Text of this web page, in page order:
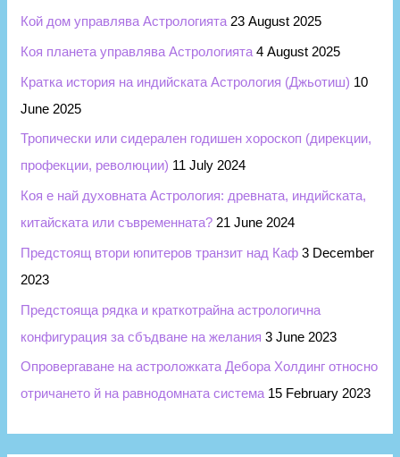
Кой дом управлява Астрологията 23 August 2025
Коя планета управлява Астрологията 4 August 2025
Кратка история на индийската Астрология (Джьотиш) 10
June 2025
Тропически или сидерален годишен хороскоп (дирекции,
профекции, революции) 11 July 2024
Коя е най духовната Астрология: древната, индийската,
китайската или съвременната? 21 June 2024
Предстоящ втори юпитеров транзит над Каф 3 December
2023
Предстояща рядка и краткотрайна астрологична
конфигурация за сбъдване на желания 3 June 2023
Опровергаване на астроложката Дебора Холдинг относно
отричането й на равнодомната система 15 February 2023